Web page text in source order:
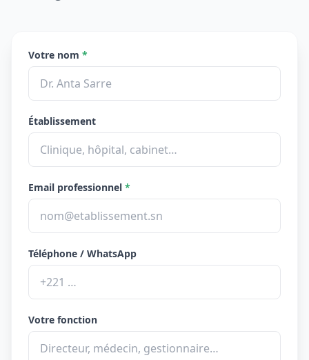
Votre nom *
Établissement
Email professionnel *
Téléphone / WhatsApp
Votre fonction